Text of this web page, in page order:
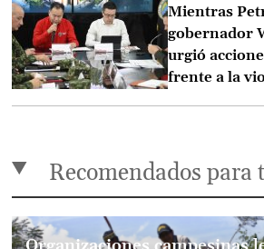
Mientras
gobernador
urgió
frente a la
Recomendados para